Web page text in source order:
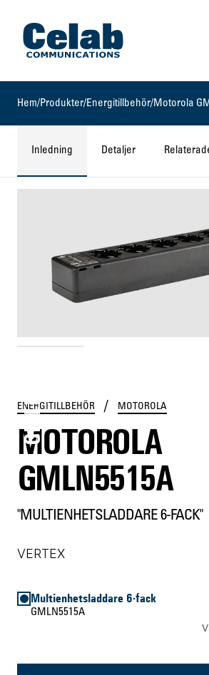
Gå till startsidan
Hem/Produkter/Energitillbehör/ Motorola
Inledning Detaljer
ENERGITILLBEHÖR / MOTOROLA
MOTOROLA
GMLN5515A
"MULTIENHETSLADDARE 6-FACK"
VERTEX
Multienhetsladdare 6-fack
GMLN5515A
GMLN5515A